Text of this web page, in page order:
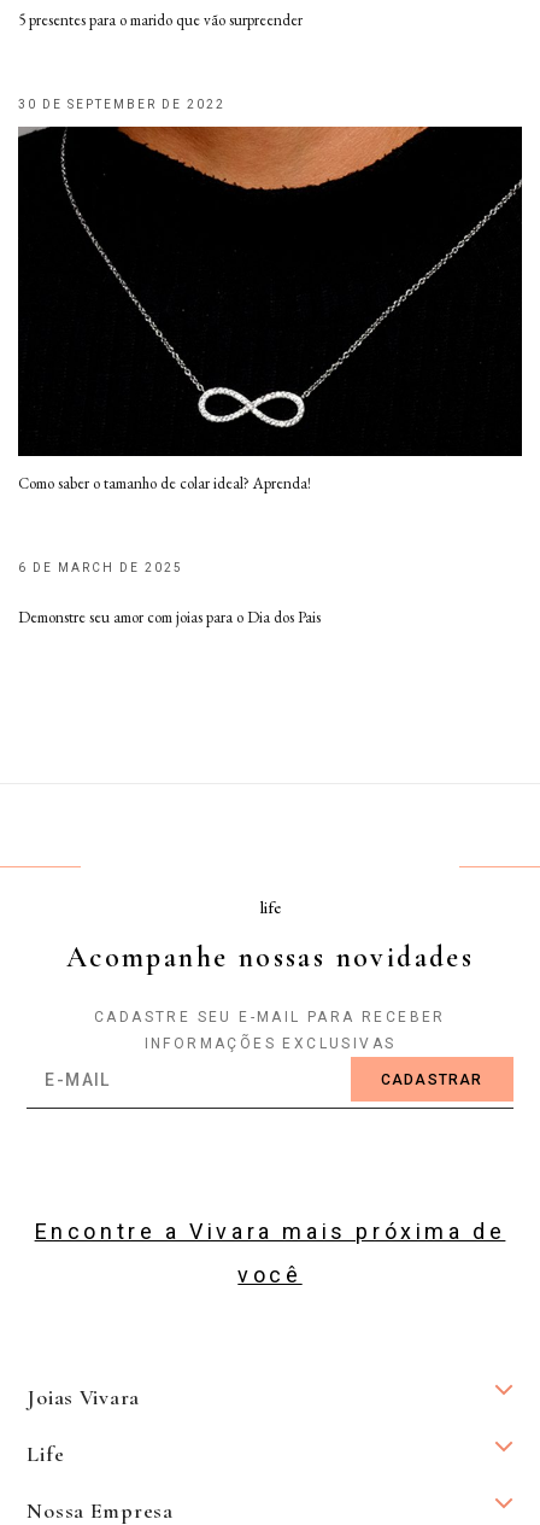
5 presentes para o marido que vão surpreender
30 DE SEPTEMBER DE 2022
Como saber o tamanho de colar ideal? Aprenda!
6 DE MARCH DE 2025
Demonstre seu amor com joias para o Dia dos Pais
life
Acompanhe nossas novidades
CADASTRE SEU E-MAIL PARA RECEBER
INFORMAÇÕES EXCLUSIVAS
CADASTRAR
Encontre a Vivara mais próxima de
você
Joias Vivara
Life
Nossa Empresa